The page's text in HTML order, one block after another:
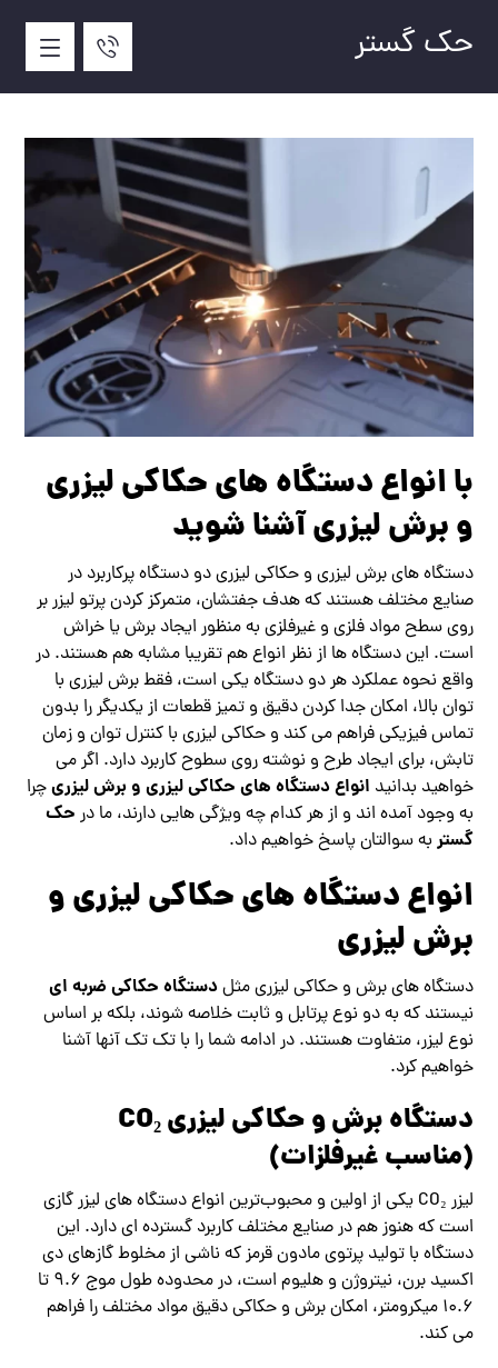
حک گستر
با انواع دستگاه های حکاکی لیزری
و برش لیزری آشنا شوید
دستگاه‌ های برش لیزری و حکاکی لیزری دو دستگاه پرکاربرد در
صنایع مختلف هستند که هدف جفتشان، متمرکز کردن پرتو لیزر بر
روی سطح مواد فلزی و غیرفلزی به منظور ایجاد برش یا خراش
است. این دستگاه ها از نظر انواع هم تقریبا مشابه هم هستند. در
واقع نحوه عملکرد هر دو دستگاه یکی است، فقط برش لیزری با
توان بالا، امکان جدا کردن دقیق و تمیز قطعات از یکدیگر را بدون
تماس فیزیکی فراهم می کند و حکاکی لیزری با کنترل توان و زمان
تابش، برای ایجاد طرح و نوشته روی سطوح کاربرد دارد. اگر می
خواهید بدانید انواع دستگاه های حکاکی لیزری و برش لیزریچرا
به وجود آمده اند و از هر کدام چه ویژگی هایی دارند، ما در حک
گستر به سوالتان پاسخ خواهیم داد.
انواع دستگاه های حکاکی لیزری و
برش لیزری
دستگاه های برش و حکاکی لیزری مثل دستگاه حکاکی ضربه ای
نیستند که به دو نوع پرتابل و ثابت خلاصه شوند، بلکه بر اساس
نوع لیزر، متفاوت هستند. در ادامه شما را با تک تک آنها آشنا
خواهیم کرد.
دستگاه برش و حکاکی لیزری CO₂
(مناسب غیرفلزات)
لیزر CO₂ یکی از اولین و محبوب‌ترین انواع دستگاه های لیزر گازی
است که هنوز هم در صنایع مختلف کاربرد گسترده ‌ای دارد. این
دستگاه با تولید پرتوی مادون ‌قرمز که ناشی از مخلوط گازهای دی
اکسید برن، نیتروژن و هلیوم است، در محدوده طول‌ موج ۹.۶ تا
۱۰.۶ میکرومتر، امکان برش و حکاکی دقیق مواد مختلف را فراهم
می‌ کند.